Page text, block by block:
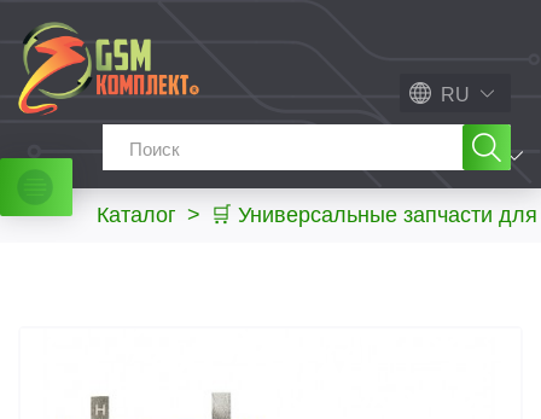
RU
МЕНЮ
Каталог > 🛒 Универсальные запчасти